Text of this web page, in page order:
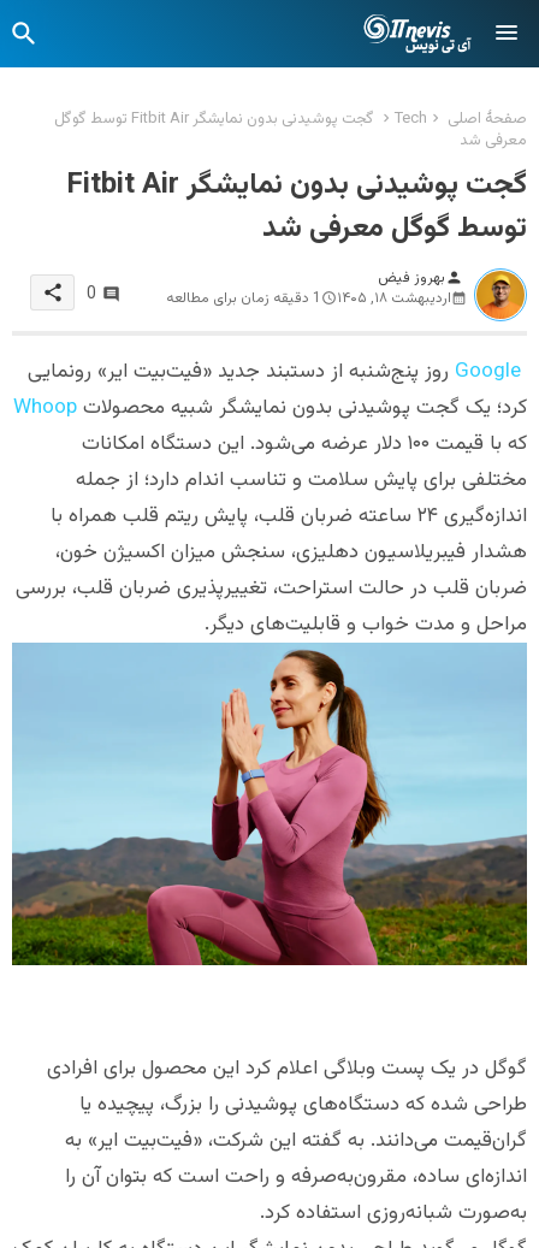
صفحهٔ اصلی Tech
گجت پوشیدنی بدون نمایشگر Fitbit Air توسط گوگل
معرفی شد
گجت پوشیدنی بدون نمایشگر Fitbit Air
توسط گوگل معرفی شد
person بهروز فیض
اردیبهشت ۱۸, ۱۴۰۵
1 دقیقه زمان برای مطالعه 0
share
Google روز پنج‌شنبه از دستبند جدید «فیت‌بیت ایر» رونمایی
کرد؛ یک گجت پوشیدنی بدون نمایشگر شبیه محصولاتWhoop
که با قیمت ۱۰۰ دلار عرضه می‌شود. این دستگاه امکانات
مختلفی برای پایش سلامت و تناسب اندام دارد؛ از جمله
اندازه‌گیری ۲۴ ساعته ضربان قلب، پایش ریتم قلب همراه با
هشدار فیبریلاسیون دهلیزی، سنجش میزان اکسیژن خون،
ضربان قلب در حالت استراحت، تغییرپذیری ضربان قلب، بررسی
مراحل و مدت خواب و قابلیت‌های دیگر.
گوگل در یک پست وبلاگی اعلام کرد این محصول برای افرادی
طراحی شده که دستگاه‌های پوشیدنی را بزرگ، پیچیده یا
گران‌قیمت می‌دانند. به گفته این شرکت، «فیت‌بیت ایر» به
اندازه‌ای ساده، مقرون‌به‌صرفه و راحت است که بتوان آن را
به‌صورت شبانه‌روزی استفاده کرد.